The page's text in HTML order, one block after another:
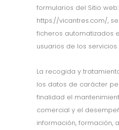
formularios del Sitio web:
https://vicantres.com/,
ficheros automatizados
usuarios de los servicios
La recogida y
los datos de carácter
finalidad el
comercial y el
información, formación,